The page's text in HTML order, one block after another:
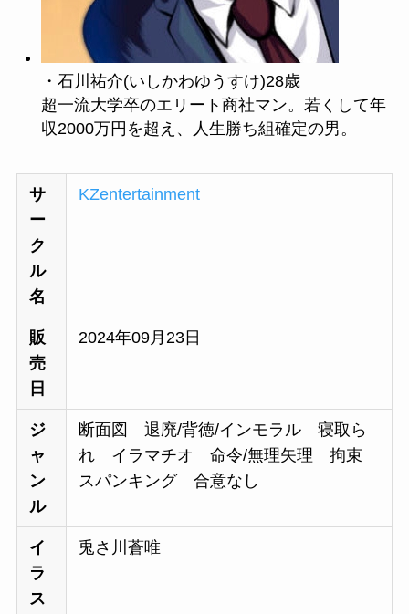
・石川祐介(いしかわゆうすけ)28歳
超一流大学卒のエリート商社マン。若くして年
収2000万円を超え、人生勝ち組確定の男。
サ
ー
ク
ル
名
KZentertainment
販
売
日
2024年09月23日
ジ
ャ
ン
ル
断面図 退廃/背徳/インモラル 寝取ら
れ イラマチオ 命令/無理矢理 拘束
スパンキング 合意なし
イ
ラ
ス
兎さ川蒼唯